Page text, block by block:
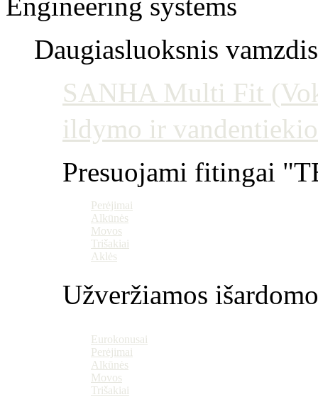
Daugiasluoksnis
SANHA Multi Fit
ildymo ir
Presuojami fitingai
Perėjimai
Alkūnės
Movos
Trišakiai
Aklės
Užveržiamos
Eurokonusai
Perėjimai
Alkūnės
Movos
Trišakiai